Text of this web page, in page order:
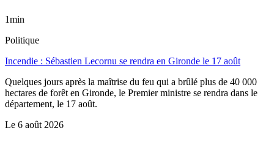
1min
Politique
Incendie : Sébastien Lecornu se rendra en Gironde le 17 août
Quelques jours après la maîtrise du feu qui a brûlé plus de 40 000
hectares de forêt en Gironde, le Premier ministre se rendra dans le
département, le 17 août.
Le 6 août 2026